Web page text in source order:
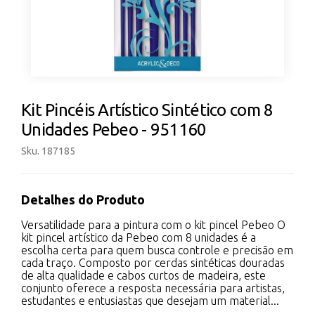
Kit Pincéis Artístico Sintético com 8
Unidades Pebeo - 951160
Sku. 187185
Detalhes do Produto
Versatilidade para a pintura com o kit pincel Pebeo O
kit pincel artístico da Pebeo com 8 unidades é a
escolha certa para quem busca controle e precisão em
cada traço. Composto por cerdas sintéticas douradas
de alta qualidade e cabos curtos de madeira, este
conjunto oferece a resposta necessária para artistas,
estudantes e entusiastas que desejam um material...